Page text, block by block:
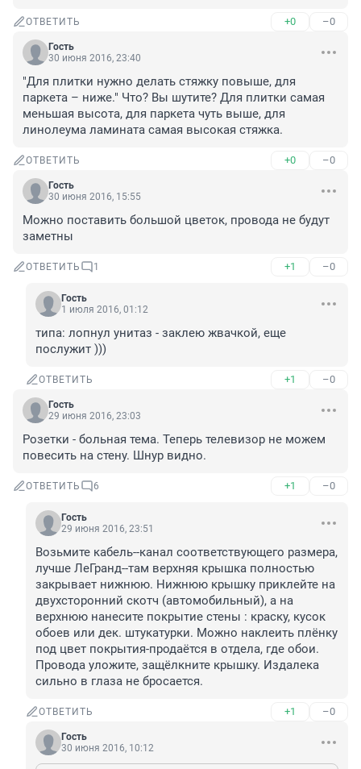
ОТВЕТИТЬ +0 –0
Гость
30 июня 2016, 23:40
"Для плитки нужно делать стяжку повыше, для
паркета – ниже." Что? Вы шутите? Для плитки самая
меньшая высота, для паркета чуть выше, для
линолеума ламината самая высокая стяжка.
ОТВЕТИТЬ +0 –0
Гость
30 июня 2016, 15:55
Можно поставить большой цветок, провода не будут
заметны
ОТВЕТИТЬ 1 +1 –0
Гость
1 июля 2016, 01:12
типа: лопнул унитаз - заклею жвачкой, еще
послужит )))
ОТВЕТИТЬ +1 –0
Гость
29 июня 2016, 23:03
Розетки - больная тема. Теперь телевизор не можем
повесить на стену. Шнур видно.
ОТВЕТИТЬ 6 +1 –0
Гость
29 июня 2016, 23:51
Возьмите кабель--канал соответствующего размера,
лучше ЛеГранд--там верхняя крышка полностью
закрывает нижнюю. Нижнюю крышку приклейте на
двухсторонний скотч (автомобильный), а на
верхнюю нанесите покрытие стены : краску, кусок
обоев или дек. штукатурки. Можно наклеить плёнку
под цвет покрытия-продаётся в отдела, где обои.
Провода уложите, защёлкните крышку. Издалека
сильно в глаза не бросается.
ОТВЕТИТЬ +1 –0
Гость
30 июня 2016, 10:12